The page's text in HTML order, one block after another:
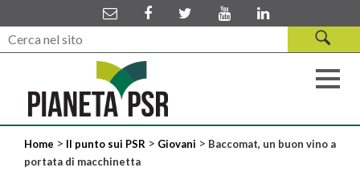
Home > Il punto sui PSR > Giovani > Baccomat, un buon vino a
portata di macchinetta